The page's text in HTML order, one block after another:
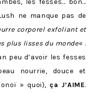
les fesses… bon…
ne manque pas de
corporel exfoliant et
plus lisses du monde« .
peu d’avoir les fesses
nourrie, douce et
» quoi), ça J’AIME.